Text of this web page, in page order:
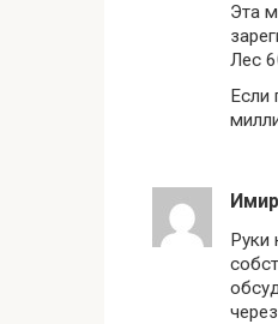
Эта
Лес
Если
Имир
Руки